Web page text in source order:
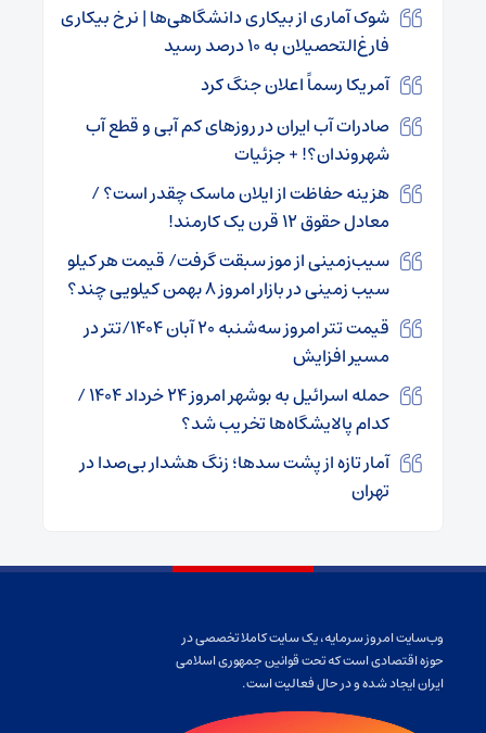
شوک آماری از بیکاری دانشگاهی‌ها | نرخ بیکاری
فارغ‌التحصیلان به ۱۰ درصد رسید
آمریکا رسماً اعلان جنگ کرد
صادرات آب ایران در روزهای کم آبی و قطع آب
شهروندان؟! + جزئیات
هزینه حفاظت از ایلان ماسک چقدر است؟ /
معادل حقوق ۱۲ قرن یک کارمند!
سیب‌زمینی از موز سبقت گرفت/ قیمت هر کیلو
سیب زمینی در بازار امروز ۸ بهمن کیلویی چند؟
قیمت تتر امروز سه‌شنبه ۲۰ آبان ۱۴۰۴/تتر در
مسیر افزایش
حمله اسرائیل به بوشهر امروز ۲۴ خرداد ۱۴۰۴ /
کدام پالایشگاه‌ها تخریب شد؟
آمار تازه از پشت سدها؛ زنگ هشدار بی‌صدا در
تهران
وب‌سایت امروز سرمایه، یک سایت کاملا تخصصی در
حوزه اقتصادی است که تحت قوانین جمهوری اسلامی
ایران ایجاد شده و در حال فعالیت است.